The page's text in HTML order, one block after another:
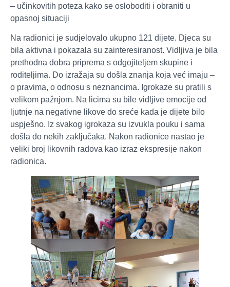
– učinkovitih poteza kako se osloboditi i obraniti u
opasnoj situaciji
Na radionici je sudjelovalo ukupno 121 dijete. Djeca su
bila aktivna i pokazala su zainteresiranost. Vidljiva je bila
prethodna dobra priprema s odgojiteljem skupine i
roditeljima. Do izražaja su došla znanja koja već imaju –
o pravima, o odnosu s neznancima. Igrokaze su pratili s
velikom pažnjom. Na licima su bile vidljive emocije od
ljutnje na negativne likove do sreće kada je dijete bilo
uspješno. Iz svakog igrokaza su izvukla pouku i sama
došla do nekih zaključaka. Nakon radionice nastao je
veliki broj likovnih radova kao izraz ekspresije nakon
radionica.